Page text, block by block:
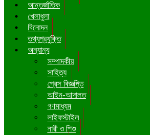
আন্তর্জাতিক
খেলাধুলা
বিনোদন
তথ্যপ্রযুক্তি
অন্যান্য
সম্পাদকীয়
সাহিত্য
প্রেস বিজ্ঞপ্তি
আইন-আদালত
গণমাধ্যম
লাইফস্টাইল
নারী ও শিশু